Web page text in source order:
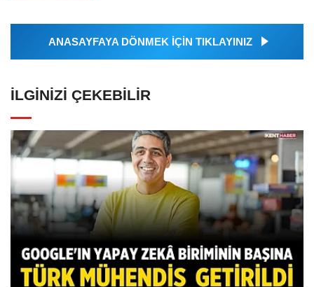
ANASAYFAYA DÖNMEK İÇİN TIKLAYINIZ
İLGINIZI ÇEKEBILIR